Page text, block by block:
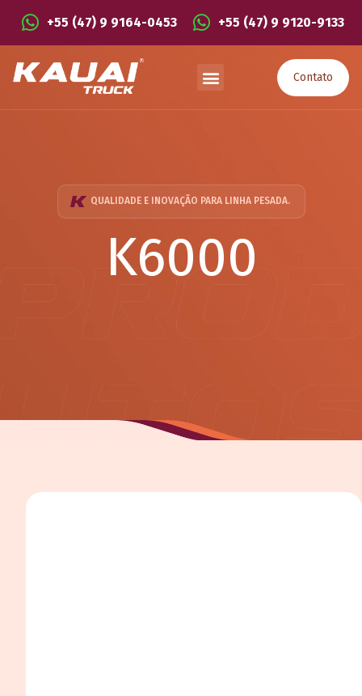
+55 (47) 9 9164-0453 +55 (47) 9 9120-9133
Contato
QUALIDADE E INOVAÇÃO PARA LINHA PESADA.
K6000